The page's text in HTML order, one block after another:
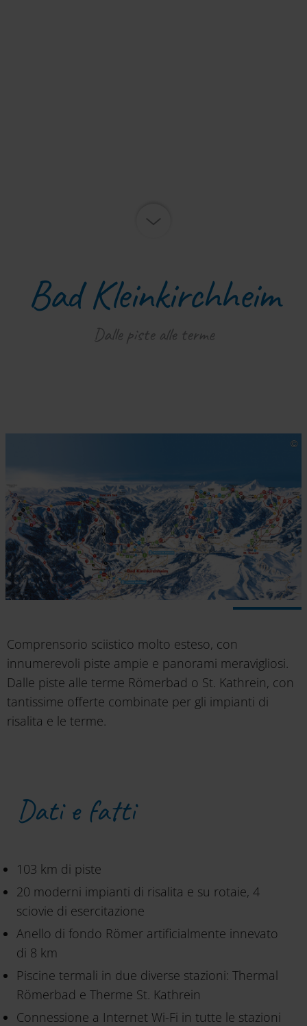
Bad Kleinkirchheim
Dalle piste alle terme
Comprensorio sciistico molto esteso, con
innumerevoli piste ampie e panorami meravigliosi.
Dalle piste alle terme Römerbad o St. Kathrein, con
tantissime offerte combinate per gli impianti di
risalita e le terme.
Dati e fatti
103 km di piste
20 moderni impianti di risalita e su rotaie, 4
sciovie di esercitazione
Anello di fondo Römer artificialmente innevato
di 8 km
Piscine termali in due diverse stazioni: Thermal
Römerbad e Therme St. Kathrein
Connessione a Internet Wi-Fi in tutte le stazioni